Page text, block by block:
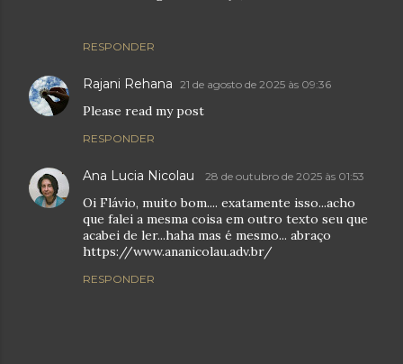
RESPONDER
Rajani Rehana 21 de agosto de 2025 às 09:36
Please read my post
RESPONDER
Ana Lucia Nicolau 28 de outubro de 2025 às 01:53
Oi Flávio, muito bom.... exatamente isso...acho
que falei a mesma coisa em outro texto seu que
acabei de ler...haha mas é mesmo... abraço
https://www.ananicolau.adv.br/
RESPONDER